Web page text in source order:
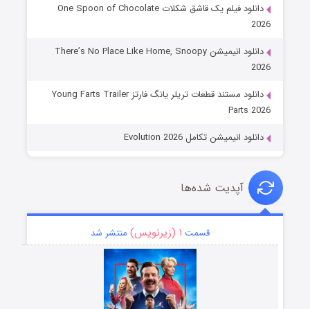
دانلود فیلم یک قاشق شکلات One Spoon of Chocolate
2026
دانلود انیمیشن There’s No Place Like Home, Snoopy
2026
دانلود مستند قطعات تریلر یانگ فارتز Young Farts Trailer
Parts 2026
دانلود انیمیشن تکامل Evolution 2026
آپدیت شده‌ها
قسمت ۱ (زیرنویس) منتشر شد